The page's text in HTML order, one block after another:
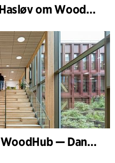
Q&A: Thue Borgen Hasløv om WoodHub
Intervju: Å designe WoodHub — Danmarks største trebygg